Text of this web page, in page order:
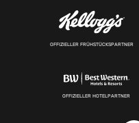
OFFIZIELLER FRÜHSTÜCKSPARTNER
OFFIZIELLER HOTELPARTNER